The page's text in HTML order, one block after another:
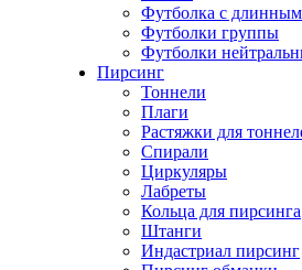
Футболка с
Футболки группы
Футболки
Пирсинг
Тоннели
Плаги
Растяжки для
Спирали
Циркуляры
Лабреты
Кольца для пирсинга
Штанги
Индастриал пирсинг